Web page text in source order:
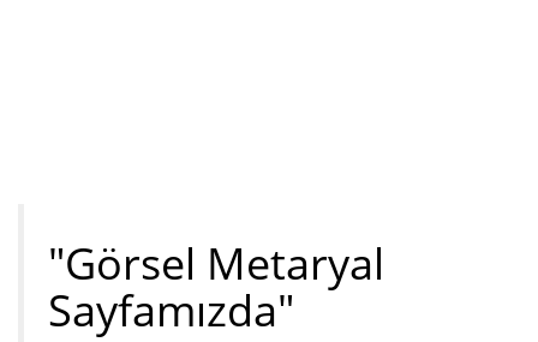
"Görsel Metaryal
Sayfamızda"